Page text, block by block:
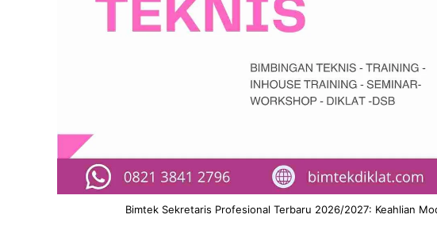
Bimtek Sekretaris Profesional Terbaru 2026/2027: Keahlian